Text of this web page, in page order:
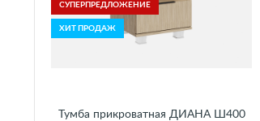
СУПЕРПРЕДЛОЖЕНИЕ
ХИТ ПРОДАЖ
Тумба прикроватная ДИАНА Ш400